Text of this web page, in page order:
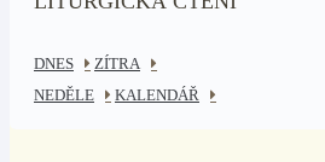
DNES
ZÍTRA
NEDĚLE
KALENDÁŘ